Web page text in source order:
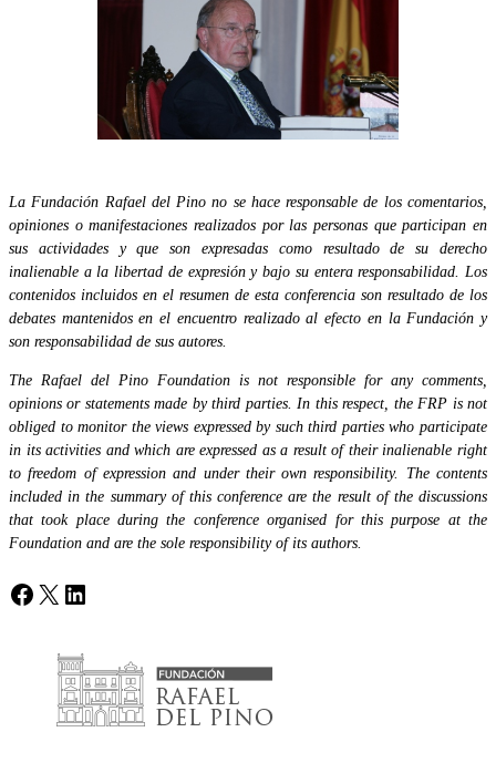
La Fundación Rafael del Pino no se hace responsable de los comentarios,
opiniones o manifestaciones realizados por las personas que participan en
sus actividades y que son expresadas como resultado de su derecho
inalienable a la libertad de expresión y bajo su entera responsabilidad. Los
contenidos incluidos en el resumen de esta conferencia son resultado de los
debates mantenidos en el encuentro realizado al efecto en la Fundación y
son responsabilidad de sus autores.
The Rafael del Pino Foundation is not responsible for any comments,
opinions or statements made by third parties. In this respect, the FRP is not
obliged to monitor the views expressed by such third parties who participate
in its activities and which are expressed as a result of their inalienable right
to freedom of expression and under their own responsibility. The contents
included in the summary of this conference are the result of the discussions
that took place during the conference organised for this purpose at the
Foundation and are the sole responsibility of its authors.
Facebook
X LinkedIn